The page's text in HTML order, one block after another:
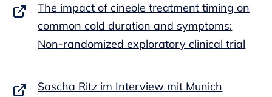
The impact of cineole treatment timing on
common cold duration and symptoms:
Non-randomized exploratory clinical trial
Sascha Ritz im Interview mit Munich